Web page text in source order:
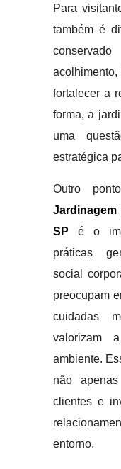
Para
também é
fortalecer a
forma, a
uma
estratégica
Outro
SP é o
práticas
social
preocupam
cuidadas
valorizam
ambiente.
não
clientes e
entorno.